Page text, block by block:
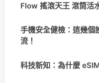
Flow 搖滾天王 滾筒活
手機安全健檢：這幾個
流！
科技新知：為什麼